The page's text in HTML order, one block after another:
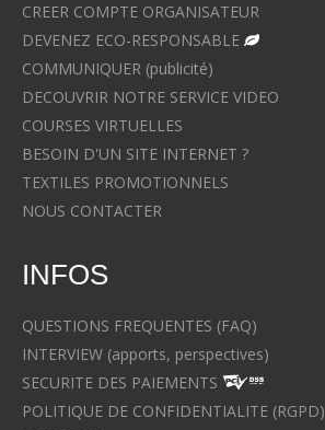
CREER COMPTE ORGANISATEUR
DEVENEZ ECO-RESPONSABLE
COMMUNIQUER (publicité)
DECOUVRIR NOTRE SERVICE VIDEO
COURSES VIRTUELLES
BESOIN D'UN SITE INTERNET ?
TEXTILES PROMOTIONNELS
NOUS CONTACTER
INFOS
QUESTIONS FREQUENTES (FAQ)
INTERVIEW (apports, perspectives)
SECURITE DES PAIEMENTS
POLITIQUE DE CONFIDENTIALITE (RGPD)